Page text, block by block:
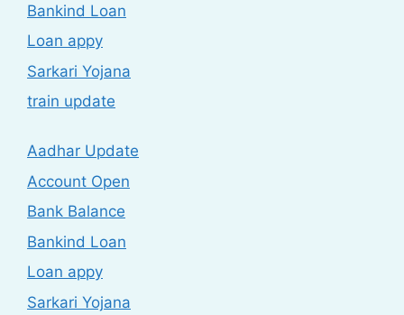
Bankind Loan
Loan appy
Sarkari Yojana
train update
Aadhar Update
Account Open
Bank Balance
Bankind Loan
Loan appy
Sarkari Yojana